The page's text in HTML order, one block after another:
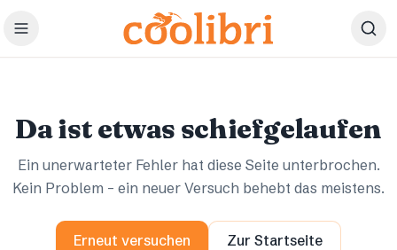
Zum Hauptinhalt springen
Da ist etwas schiefgelaufen
Ein unerwarteter Fehler hat diese Seite unterbrochen.
Kein Problem – ein neuer Versuch behebt das meistens.
Erneut versuchen Zur Startseite